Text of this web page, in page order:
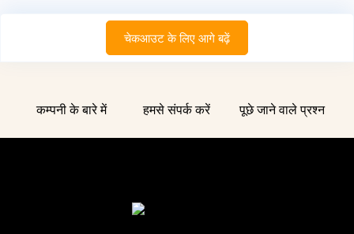
चेकआउट के लिए आगे बढ़ें
कम्पनी के बारे में हमसे संपर्क करें पूछे जाने वाले प्रश्न